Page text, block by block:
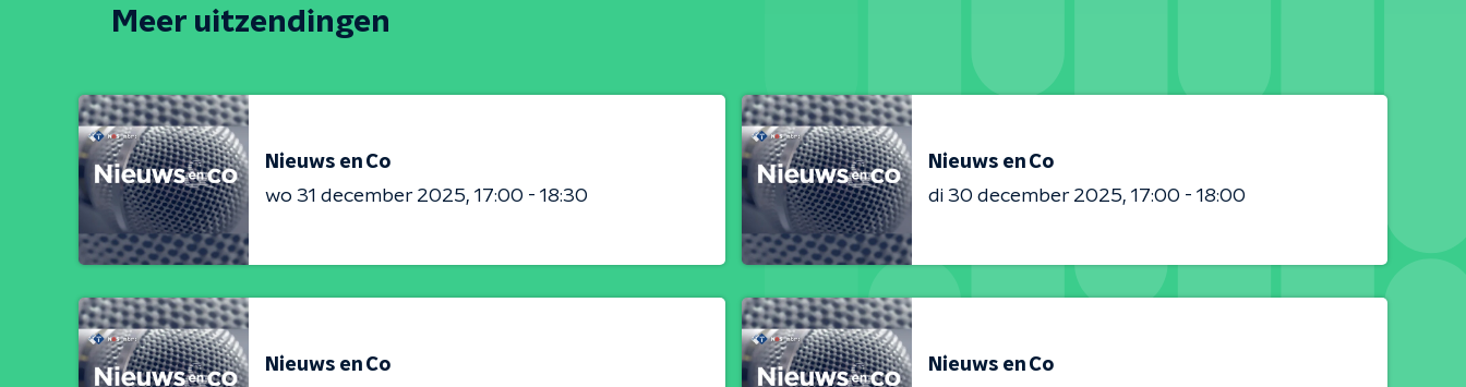
Meer uitzendingen
Nieuws en Co
wo 31 december 2025 17:00 - 18:30
Nieuws en Co
di 30 december 2025 17:00 - 18:00
Nieuws en Co
Nieuws en Co